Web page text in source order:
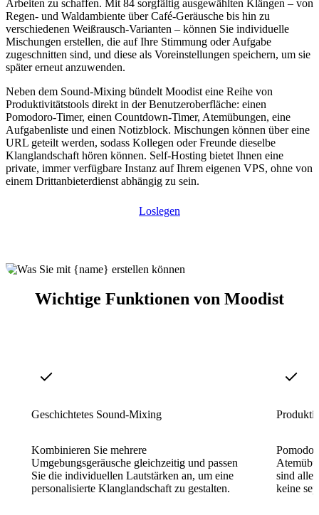
Arbeiten zu schaffen. Mit 84 sorgfältig ausgewählten Klängen – von
Regen- und Waldambiente über Café-Geräusche bis hin zu
verschiedenen Weißrausch-Varianten – können Sie individuelle
Mischungen erstellen, die auf Ihre Stimmung oder Aufgabe
zugeschnitten sind, und diese als Voreinstellungen speichern, um sie
später erneut anzuwenden.
Neben dem Sound-Mixing bündelt Moodist eine Reihe von
Produktivitätstools direkt in der Benutzeroberfläche: einen
Pomodoro-Timer, einen Countdown-Timer, Atemübungen, eine
Aufgabenliste und einen Notizblock. Mischungen können über eine
URL geteilt werden, sodass Kollegen oder Freunde dieselbe
Klanglandschaft hören können. Self-Hosting bietet Ihnen eine
private, immer verfügbare Instanz auf Ihrem eigenen VPS, ohne von
einem Drittanbieterdienst abhängig zu sein.
Loslegen
Wichtige Funktionen von Moodist
Geschichtetes Sound-Mixing
Kombinieren Sie mehrere
Umgebungsgeräusche gleichzeitig und passen
Sie die individuellen Lautstärken an, um eine
personalisierte Klanglandschaft zu gestalten.
sind alle
keine